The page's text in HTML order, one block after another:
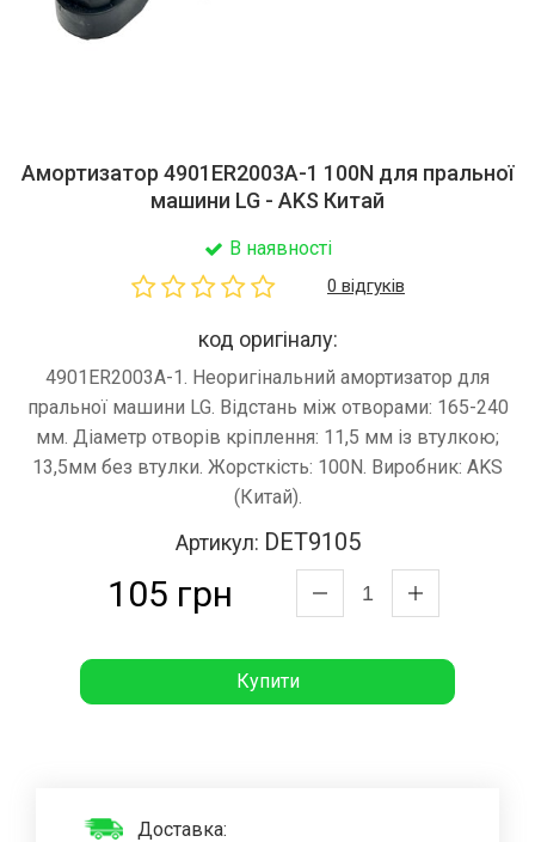
Амортизатор 4901ER2003A-1 100N для пральної
машини LG - AKS Китай
В наявності
0 відгуків
код оригіналу:
4901ER2003A-1. Неоригінальний амортизатор для
пральної машини LG. Відстань між отворами: 165-240
мм. Діаметр отворів кріплення: 11,5 мм із втулкою;
13,5мм без втулки. Жорсткість: 100N. Виробник: AKS
(Китай).
Артикул: DET9105
105 грн
Купити
Доставка: